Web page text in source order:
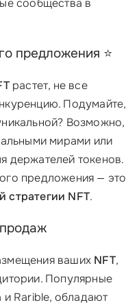
сообщества в
предложения ⭐
растет, не все
Подумайте,
Возможно,
мирами или
держателей токенов.
предложения — это
стратегии NFT.
ваших NFT,
Популярные
и Rarible, обладают